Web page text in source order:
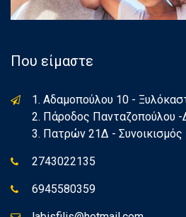
Που είμαστε
1. Αδαμοπούλου 10 -
2. Πάροδος Πανταζοπούλου -
3. Πατρών 21Δ - Συνοικισμός
2743022135
6945580359